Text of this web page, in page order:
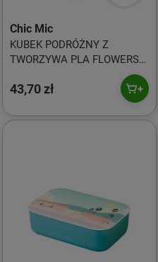
Chic Mic
KUBEK PODRÓŻNY Z
TWORZYWA PLA FLOWERS
AND BIRDS 350 ml - CHIC-
MIC
43,70 zł